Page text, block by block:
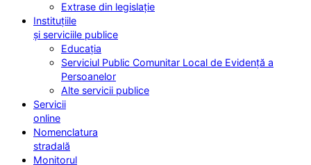
Extrase din legislație
Instituțiile
și serviciile publice
Educația
Serviciul Public Comunitar Local de Evidență a
Persoanelor
Alte servicii publice
Servicii
online
Nomenclatura
stradală
Monitorul